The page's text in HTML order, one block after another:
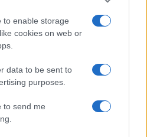
to enable storage
cookies on web or
data to be sent to
purposes.
to send me